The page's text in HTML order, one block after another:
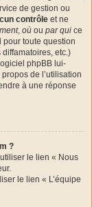
de gestion ou
contrôle et ne
, où ou par qui ce
pour toute question
etc.)
phpBB lui-
de l’utilisation
à une réponse
?
le lien « Nous
le lien « L’équipe